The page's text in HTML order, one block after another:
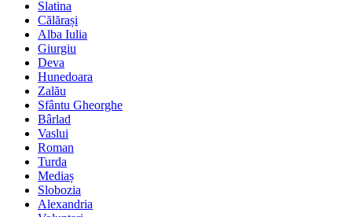
Slatina
Călărași
Alba Iulia
Giurgiu
Deva
Hunedoara
Zalău
Sfântu Gheorghe
Bârlad
Vaslui
Roman
Turda
Mediaș
Slobozia
Alexandria